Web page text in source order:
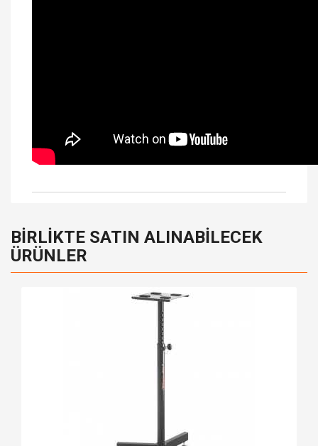
BIRLIKTE SATIN ALINABILECEK
ÜRÜNLER